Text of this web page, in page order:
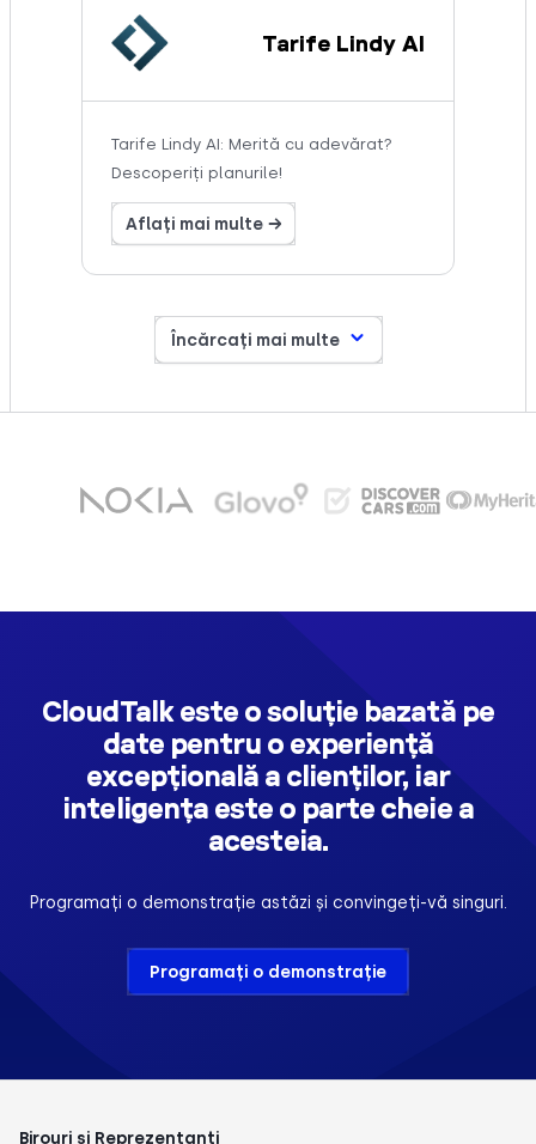
Tarife Lindy AI
Tarife Lindy AI: Merită cu adevărat?
Descoperiți planurile!
Aflați mai multe →
Încărcați mai multe
CloudTalk este o soluție bazată pe
date pentru o experiență
excepțională a clienților, iar
inteligența este o parte cheie a
acesteia.
Programați o demonstrație astăzi și convingeți-vă singuri.
Programați o demonstrație
Birouri și Reprezentanți